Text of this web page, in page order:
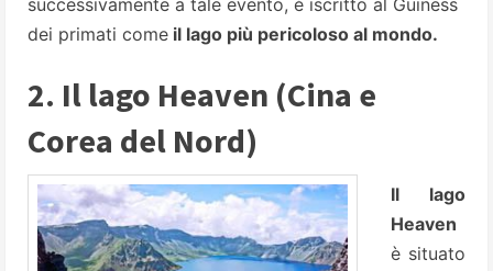
successivamente a tale evento, è iscritto al Guiness
dei primati come il lago più pericoloso al mondo.
2. Il lago Heaven (Cina e
Corea del Nord)
Il lago
Heaven
è situato